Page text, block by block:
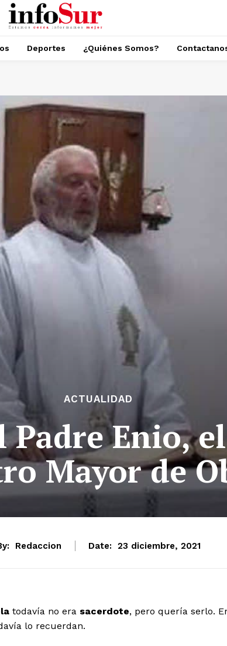
Deportes ¿Quiénes Somos?
ACTUALIDAD
Enio,
Mayor de
Redaccion Date: 23 diciembre, 2021
todavía no era sacerdote, pero quería serlo.
lo recuerdan.